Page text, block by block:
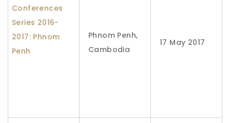
Conferences
Series 2016-
2017: ​Phnom
Penh
​Phnom Penh,
Cambodia
17 May 2017